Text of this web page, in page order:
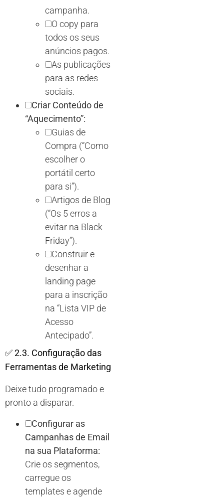
campanha.
O copy para
todos os seus
anúncios pagos.
As publicações
para as redes
sociais.
Criar Conteúdo de
“Aquecimento”:
Guias de
Compra (“Como
escolher o
portátil certo
para si”).
Artigos de Blog
(“Os 5 erros a
evitar na Black
Friday”).
Construir e
desenhar a
landing page
para a inscrição
na “Lista VIP de
Acesso
Antecipado”.
✅2.3. Configuração das
Ferramentas de Marketing
Deixe tudo programado e
pronto a disparar.
Configurar as
Campanhas de Email
na sua Plataforma:
Crie os segmentos,
carregue os
templates e agende